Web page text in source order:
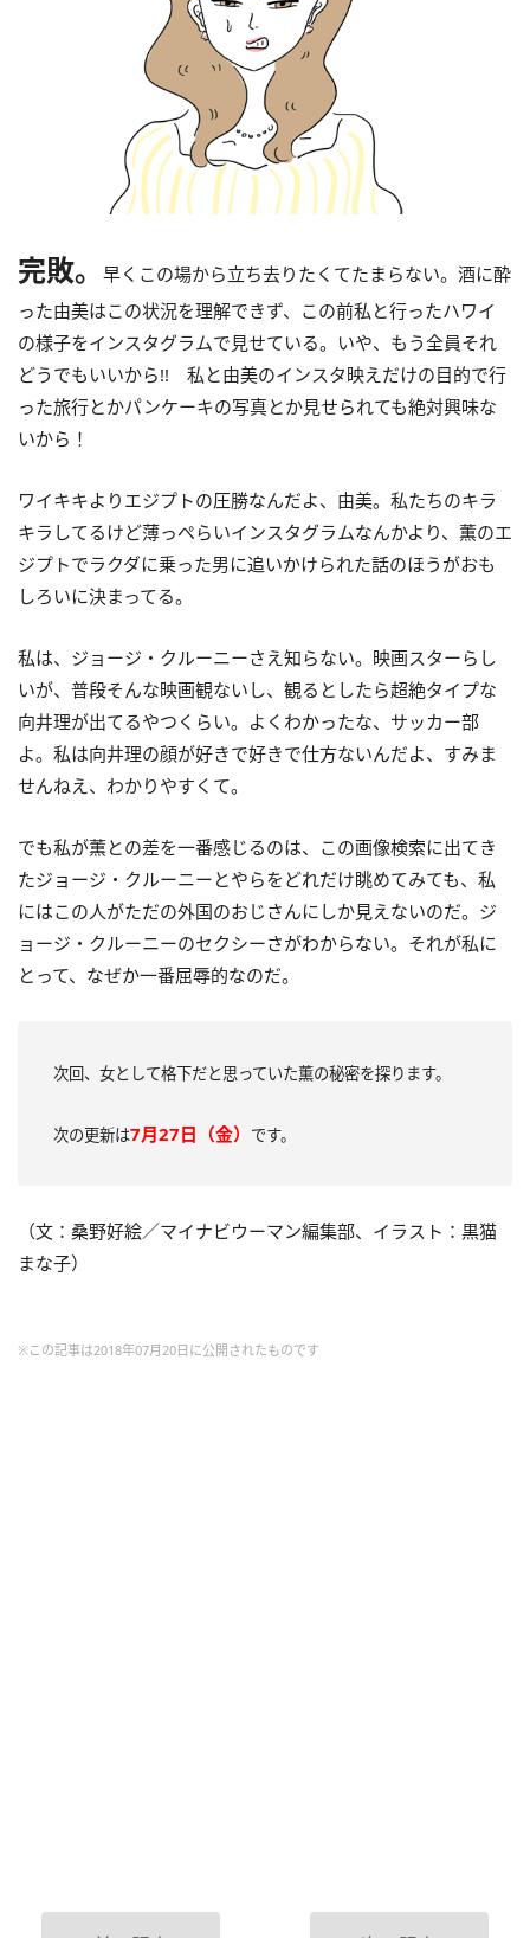
完敗。
早くこの場から立ち去りたくてたまらない。酒に酔
った由美はこの状況を理解できず、この前私と行ったハワイ
の様子をインスタグラムで見せている。いや、もう全員それ
どうでもいいから!! 私と由美のインスタ映えだけの目的で行
った旅行とかパンケーキの写真とか見せられても絶対興味な
いから！
ワイキキよりエジプトの圧勝なんだよ、由美。私たちのキラ
キラしてるけど薄っぺらいインスタグラムなんかより、薫のエ
ジプトでラクダに乗った男に追いかけられた話のほうがおも
しろいに決まってる。
私は、ジョージ・クルーニーさえ知らない。映画スターらし
いが、普段そんな映画観ないし、観るとしたら超絶タイプな
向井理が出てるやつくらい。よくわかったな、サッカー部
よ。私は向井理の顔が好きで好きで仕方ないんだよ、すみま
せんねえ、わかりやすくて。
でも私が薫との差を一番感じるのは、この画像検索に出てき
たジョージ・クルーニーとやらをどれだけ眺めてみても、私
にはこの人がただの外国のおじさんにしか見えないのだ。ジ
ョージ・クルーニーのセクシーさがわからない。それが私に
とって、なぜか一番屈辱的なのだ。
次回、女として格下だと思っていた薫の秘密を探ります。
次の更新は7月27日（金） です。
（文：桑野好絵／マイナビウーマン編集部、イラスト：黒猫
まな子）
※この記事は2018年07月20日に公開されたものです